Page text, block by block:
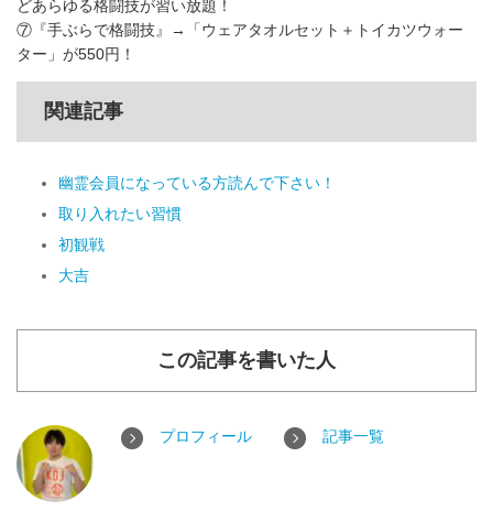
どあらゆる格闘技が習い放題！
⑦『手ぶらで格闘技』→「ウェアタオルセット＋トイカツウォー
ター」が550円！
関連記事
幽霊会員になっている方読んで下さい！
取り入れたい習慣
初観戦
大吉
この記事を書いた人
プロフィール 記事一覧